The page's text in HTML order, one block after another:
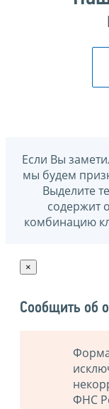
Если Вы
мы будем
Выделите
содержит
комбинацию
×
Сообщить об
ФНС